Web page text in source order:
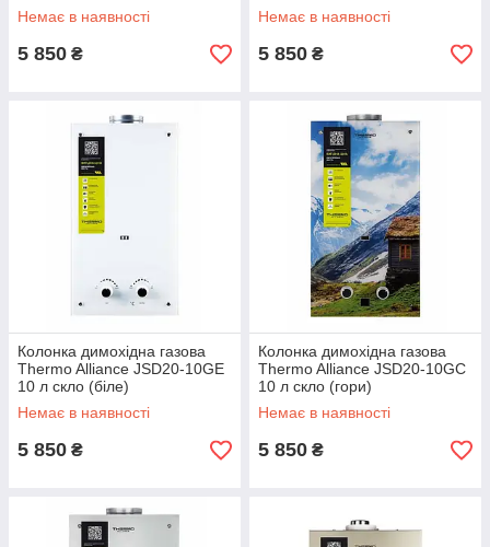
Немає в наявності
5 850 ₴
Немає в наявності
5 850 ₴
Колонка димохідна газова
Thermo Alliance JSD20-10GE
10 л скло (біле)
Немає в наявності
5 850 ₴
Колонка димохідна газова
Thermo Alliance JSD20-10GC
10 л скло (гори)
Немає в наявності
5 850 ₴